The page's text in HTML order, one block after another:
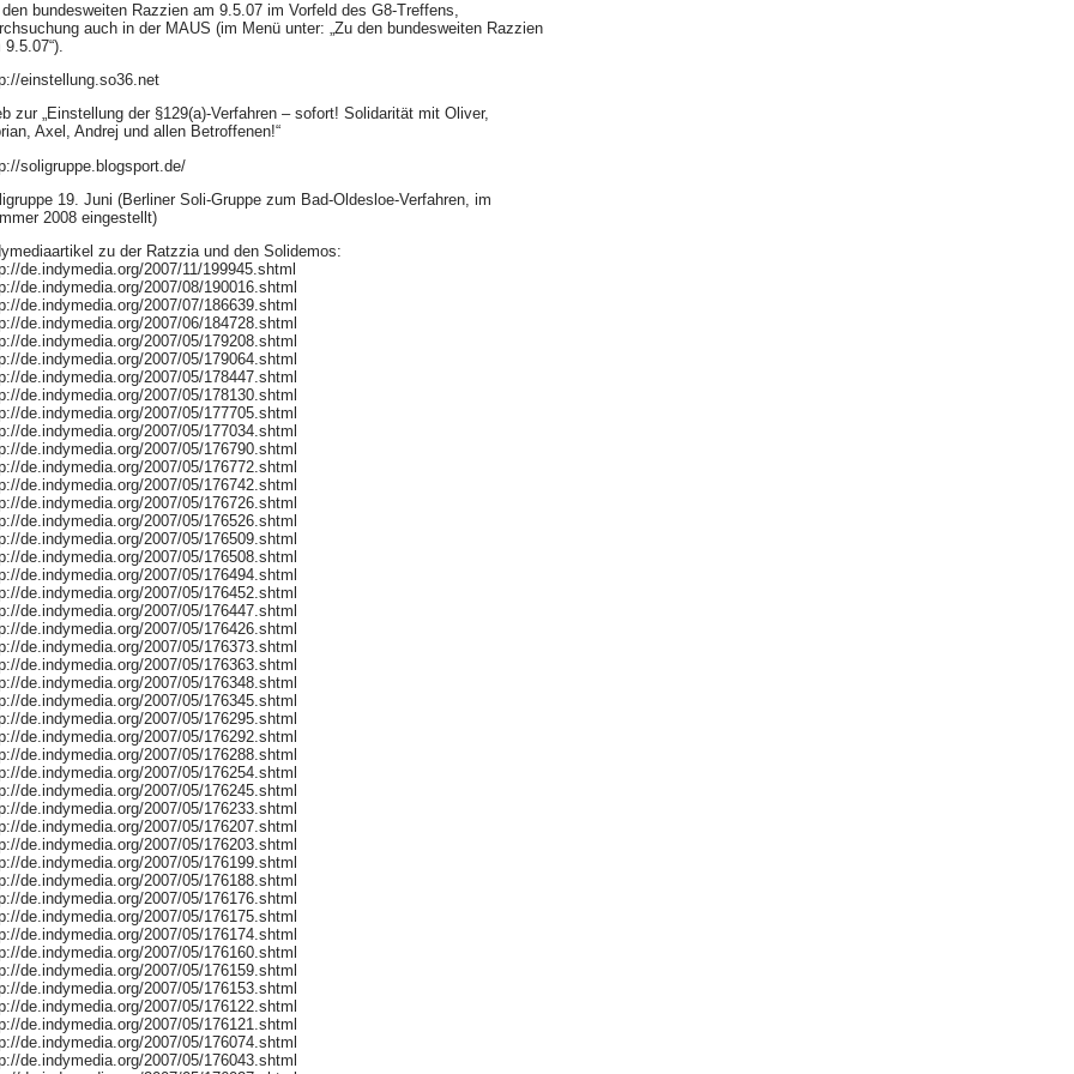
bundesweiten Razzien am 9.5.07 im Vorfeld des G8-Treffens,
auch in der MAUS (im Menü unter: „Zu den bundesweiten Razzien
9.5.07“).
einstellung.so36.net
zur „Einstellung der §129(a)-Verfahren – sofort! Solidarität mit Oliver,
Axel, Andrej und allen Betroffenen!“
soligruppe.blogsport.de/
19. Juni (Berliner Soli-Gruppe zum Bad-Oldesloe-Verfahren, im
2008 eingestellt)
zu der Ratzzia und den Solidemos:
de.indymedia.org/2007/11/199945.shtml
de.indymedia.org/2007/08/190016.shtml
de.indymedia.org/2007/07/186639.shtml
de.indymedia.org/2007/06/184728.shtml
de.indymedia.org/2007/05/179208.shtml
de.indymedia.org/2007/05/179064.shtml
de.indymedia.org/2007/05/178447.shtml
de.indymedia.org/2007/05/178130.shtml
de.indymedia.org/2007/05/177705.shtml
de.indymedia.org/2007/05/177034.shtml
de.indymedia.org/2007/05/176790.shtml
de.indymedia.org/2007/05/176772.shtml
de.indymedia.org/2007/05/176742.shtml
de.indymedia.org/2007/05/176726.shtml
de.indymedia.org/2007/05/176526.shtml
de.indymedia.org/2007/05/176509.shtml
de.indymedia.org/2007/05/176508.shtml
de.indymedia.org/2007/05/176494.shtml
de.indymedia.org/2007/05/176452.shtml
de.indymedia.org/2007/05/176447.shtml
de.indymedia.org/2007/05/176426.shtml
de.indymedia.org/2007/05/176373.shtml
de.indymedia.org/2007/05/176363.shtml
de.indymedia.org/2007/05/176348.shtml
de.indymedia.org/2007/05/176345.shtml
de.indymedia.org/2007/05/176295.shtml
de.indymedia.org/2007/05/176292.shtml
de.indymedia.org/2007/05/176288.shtml
de.indymedia.org/2007/05/176254.shtml
de.indymedia.org/2007/05/176245.shtml
de.indymedia.org/2007/05/176233.shtml
de.indymedia.org/2007/05/176207.shtml
de.indymedia.org/2007/05/176203.shtml
de.indymedia.org/2007/05/176199.shtml
de.indymedia.org/2007/05/176188.shtml
de.indymedia.org/2007/05/176176.shtml
de.indymedia.org/2007/05/176175.shtml
de.indymedia.org/2007/05/176174.shtml
de.indymedia.org/2007/05/176160.shtml
de.indymedia.org/2007/05/176159.shtml
de.indymedia.org/2007/05/176153.shtml
de.indymedia.org/2007/05/176122.shtml
de.indymedia.org/2007/05/176121.shtml
de.indymedia.org/2007/05/176074.shtml
de.indymedia.org/2007/05/176043.shtml